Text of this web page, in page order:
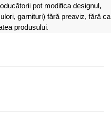
pot modifica designul,
garnituri) fără preaviz, fără ca
produsului.